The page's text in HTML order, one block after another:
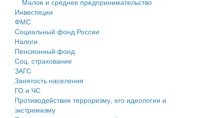
Фотоальбом
Проекты административных регламентов
Антимонопольный комплаенс
Противодействие коррупции
среднего предпринимательства
Муниципальные программы
Контрольно-счетная палата
Персональные данные
Оценка регулирующего воздействия
Деятельность МУ
Инвестиции
ФМС
Социальный фонд России
Налоги
Пенсионный фонд
Соц. страхование
ЗАГС
Занятость населения
ГО и ЧС
Противодействие терроризму, его идеологии и
экстремизму